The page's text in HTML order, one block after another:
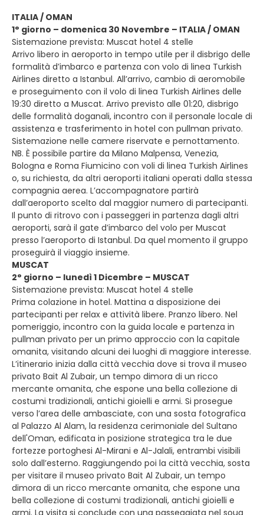
ITALIA / OMAN
1° giorno – domenica 30 Novembre – ITALIA / OMAN
Sistemazione prevista: Muscat hotel 4 stelle
Arrivo libero in aeroporto in tempo utile per il disbrigo delle
formalità d’imbarco e partenza con volo di linea Turkish
Airlines diretto a Istanbul. All’arrivo, cambio di aeromobile
e proseguimento con il volo di linea Turkish Airlines delle
19:30 diretto a Muscat. Arrivo previsto alle 01:20, disbrigo
delle formalità doganali, incontro con il personale locale di
assistenza e trasferimento in hotel con pullman privato.
Sistemazione nelle camere riservate e pernottamento.
NB. È possibile partire da Milano Malpensa, Venezia,
Bologna e Roma Fiumicino con voli di linea Turkish Airlines
o, su richiesta, da altri aeroporti italiani operati dalla stessa
compagnia aerea. L’accompagnatore partirà
dall’aeroporto scelto dal maggior numero di partecipanti.
Il punto di ritrovo con i passeggeri in partenza dagli altri
aeroporti, sarà il gate d’imbarco del volo per Muscat
presso l’aeroporto di Istanbul. Da quel momento il gruppo
proseguirà il viaggio insieme.
MUSCAT
2° giorno – lunedì 1 Dicembre – MUSCAT
Sistemazione prevista: Muscat hotel 4 stelle
Prima colazione in hotel. Mattina a disposizione dei
partecipanti per relax e attività libere. Pranzo libero. Nel
pomeriggio, incontro con la guida locale e partenza in
pullman privato per un primo approccio con la capitale
omanita, visitando alcuni dei luoghi di maggiore interesse.
L’itinerario inizia dalla città vecchia dove si trova il museo
privato Bait Al Zubair, un tempo dimora di un ricco
mercante omanita, che espone una bella collezione di
costumi tradizionali, antichi gioielli e armi. Si prosegue
verso l’area delle ambasciate, con una sosta fotografica
al Palazzo Al Alam, la residenza cerimoniale del Sultano
dell'Oman, edificata in posizione strategica tra le due
fortezze portoghesi Al-Mirani e Al-Jalali, entrambi visibili
solo dall’esterno. Raggiungendo poi la città vecchia, sosta
per visitare il museo privato Bait Al Zubair, un tempo
dimora di un ricco mercante omanita, che espone una
bella collezione di costumi tradizionali, antichi gioielli e
armi. La visita si conclude con una passeggiata nel souq